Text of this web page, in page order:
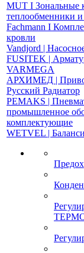
MUT І Зональные
теплообменники и
Fachmann І
кровли
Vandjord |
FUSITEK |
VARMEGA
АРХИМЕД |
Русский Радиатор
PEMAKS |
промышленное
комплектующие
WETVEL |